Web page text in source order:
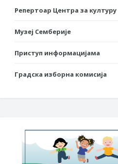
Репертоар Центра за
Музеј Семберије
Приступ информацијама
Градска изборна комисија